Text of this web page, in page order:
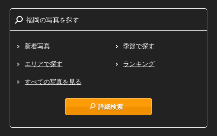
福岡の写真を探す
新着写真 季節で探す
エリアで探す ランキング
すべての写真を見る
詳細検索